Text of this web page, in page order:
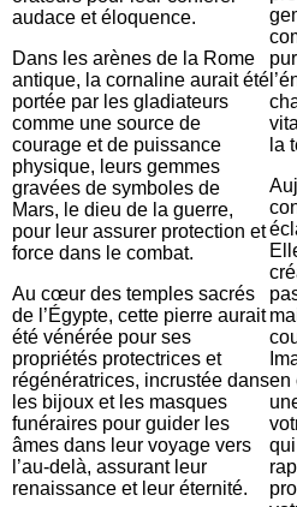
audace et éloquence.
Dans les arènes de la Rome
antique, la cornaline aurait été
portée par les gladiateurs
comme une source de
courage et de puissance
physique, leurs gemmes
gravées de symboles de
Mars, le dieu de la guerre,
pour leur assurer protection et
force dans le combat.
Au cœur des temples sacrés
de l’Égypte, cette pierre aurait
été vénérée pour ses
propriétés protectrices et
régénératrices, incrustée dans
les bijoux et les masques
funéraires pour guider les
âmes dans leur voyage vers
l’au-delà, assurant leur
renaissance et leur éternité.
la
en